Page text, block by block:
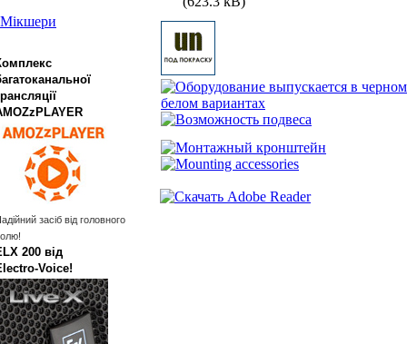
Мікшери
засіб від головного
200 від